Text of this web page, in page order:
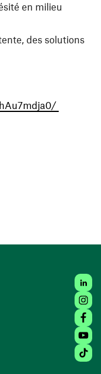
en milieu
des solutions
fenêtre)
une nouvelle